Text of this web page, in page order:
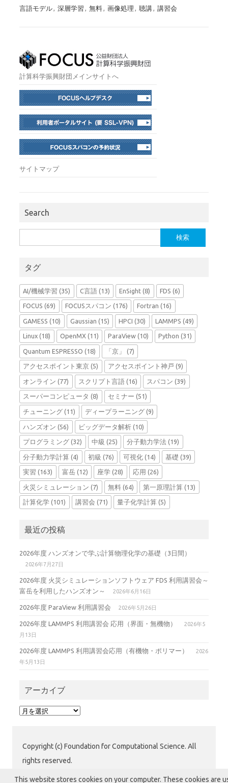
言語モデル, 深層学習 , 無料, 画像処理 , 聴講, 講習会
計算科学振興財団メインサイトへ
サイトマップ
Search
索:
タグ
AI/機械学習 (35) C言語(13) EnSight (8) FDS (6)
FOCUS (69) FOCUSスパコン (176) Fortran (16)
GAMESS (10) Gaussian (15) HPCI (30) LAMMPS (49)
Linux (18) OpenMX(11) ParaView (10) Python (31)
Quantum ESPRESSO (18) 「京」 (7)
アクセスポイント東京 (5) アクセスポイント神戸 (9)
オンライン (77) スクリプト言語(16) スパコン (39)
スーパーコンピュータ (8) セミナー (51)
チューニング (11) ディープラーニング(9)
ハンズオン (56) ビッグデータ解析(10)
プログラミング (32) 中級 (25) 分子動力学法 (19)
分子動力学計算 (4) 初級 (76) 可視化 (14) 基礎 (39)
実習 (163) 富岳(12) 座学 (28) 応用 (26)
火災シミュレーション (7) 無料(64) 第一原理計算 (13)
計算化学 (101) 講習会 (71) 量子化学計算 (5)
最近の投稿
2026年度 ハンズオンで学ぶ計算物理化学の基礎（3日間）
2026年7月27日
2026年度 火災シミュレーションソフトウェア FDS 利用講習会～
富岳を利用したハンズオン～
2026年6月16日
2026年度 ParaView 利用講習会 2026年5月26日
2026年度 LAMMPS 利用講習会 応用（界面・無機物）
2026年5
月13日
2026年度 LAMMPS 利用講習会応用（有機物・ポリマー）
2026
年5月13日
アーカイブ
ア
ブ
Copyright (c) Foundation for Computational Science. All
rights reserved.
公益財団法人 計算科学振興財団 (FOCUS) 運用グループ
This website stores cookies on your computer. These cookies are